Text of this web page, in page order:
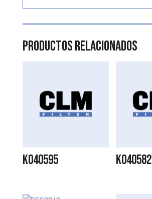
Productos relacionados
K040595 K040582